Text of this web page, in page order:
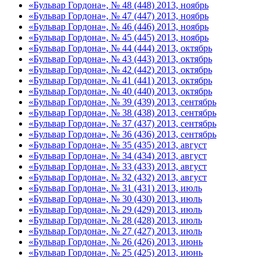
«Бульвар Гордона», № 48 (448) 2013, ноябрь
«Бульвар Гордона», № 47 (447) 2013, ноябрь
«Бульвар Гордона», № 46 (446) 2013, ноябрь
«Бульвар Гордона», № 45 (445) 2013, ноябрь
«Бульвар Гордона», № 44 (444) 2013, октябрь
«Бульвар Гордона», № 43 (443) 2013, октябрь
«Бульвар Гордона», № 42 (442) 2013, октябрь
«Бульвар Гордона», № 41 (441) 2013, октябрь
«Бульвар Гордона», № 40 (440) 2013, октябрь
«Бульвар Гордона», № 39 (439) 2013, сентябрь
«Бульвар Гордона», № 38 (438) 2013, сентябрь
«Бульвар Гордона», № 37 (437) 2013, сентябрь
«Бульвар Гордона», № 36 (436) 2013, сентябрь
«Бульвар Гордона», № 35 (435) 2013, август
«Бульвар Гордона», № 34 (434) 2013, август
«Бульвар Гордона», № 33 (433) 2013, август
«Бульвар Гордона», № 32 (432) 2013, август
«Бульвар Гордона», № 31 (431) 2013, июль
«Бульвар Гордона», № 30 (430) 2013, июль
«Бульвар Гордона», № 29 (429) 2013, июль
«Бульвар Гордона», № 28 (428) 2013, июль
«Бульвар Гордона», № 27 (427) 2013, июль
«Бульвар Гордона», № 26 (426) 2013, июнь
«Бульвар Гордона», № 25 (425) 2013, июнь